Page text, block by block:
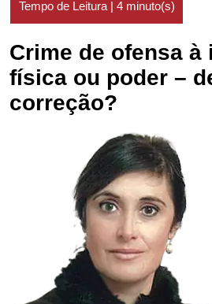
Crime de ofensa à
física ou poder –
correção?